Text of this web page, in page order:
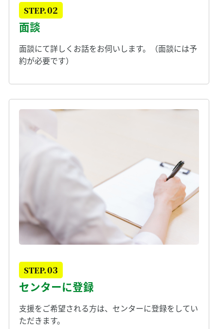
STEP.02
面談
面談にて詳しくお話をお伺いします。（面談には予
約が必要です）
STEP.03
センターに登録
支援をご希望される方は、センターに登録をしてい
ただきます。